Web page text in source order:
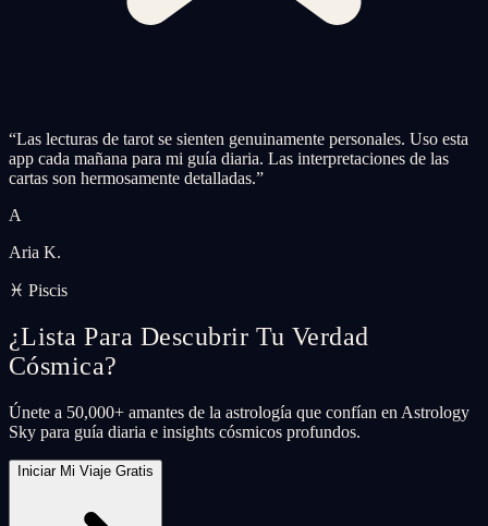
“Las lecturas de tarot se sienten genuinamente personales. Uso esta
app cada mañana para mi guía diaria. Las interpretaciones de las
cartas son hermosamente detalladas.”
A
Aria K.
♓ Piscis
¿Lista Para Descubrir Tu Verdad
Cósmica?
Únete a 50,000+ amantes de la astrología que confían en Astrology
Sky para guía diaria e insights cósmicos profundos.
Iniciar Mi Viaje Gratis